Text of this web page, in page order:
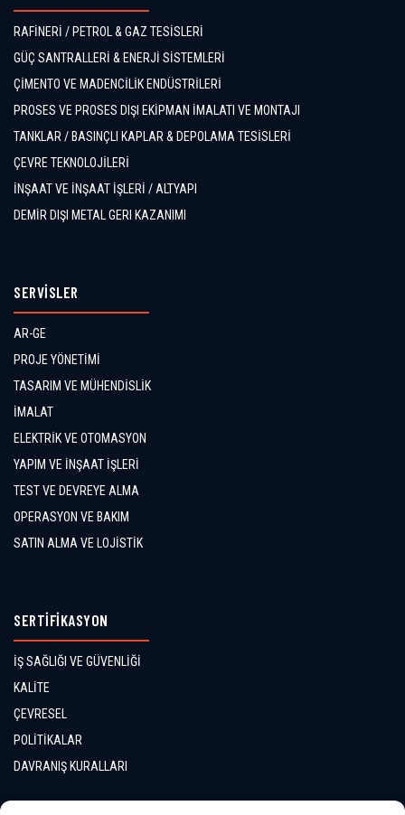
RAFİNERİ / PETROL & GAZ TESİSLERİ
GÜÇ SANTRALLERİ & ENERJİ SİSTEMLERİ
ÇİMENTO VE MADENCİLİK ENDÜSTRİLERİ
PROSES VE PROSES DIŞI EKİPMAN İMALATI VE MONTAJI
TANKLAR / BASINÇLI KAPLAR & DEPOLAMA TESİSLERİ
ÇEVRE TEKNOLOJİLERİ
İNŞAAT VE İNŞAAT İŞLERİ / ALTYAPI
DEMİR DIŞI METAL GERI KAZANIMI
SERVİSLER
AR-GE
PROJE YÖNETİMİ
TASARIM VE MÜHENDİSLİK
İMALAT
ELEKTRİK VE OTOMASYON
YAPIM VE İNŞAAT İŞLERİ
TEST VE DEVREYE ALMA
OPERASYON VE BAKIM
SATIN ALMA VE LOJİSTİK
SERTİFİKASYON
İŞ SAĞLIĞI VE GÜVENLİĞİ
KALİTE
ÇEVRESEL
POLİTİKALAR
DAVRANIŞ KURALLARI